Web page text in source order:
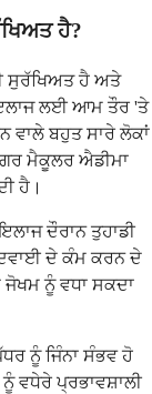
ਹੈ?
ਸੁਰੱਖਿਅਤ ਹੈ ਅਤੇ
ਲਈ ਆਮ ਤੌਰ 'ਤੇ
ਵਾਲੇ ਬਹੁਤ ਸਾਰੇ ਲੋਕਾਂ
ਮੈਕੂਲਰ ਐਡੀਮਾ
ਹੈ।
ਦੌਰਾਨ ਤੁਹਾਡੀ
ਦੇ ਕੰਮ ਕਰਨ ਦੇ
ਨੂੰ ਵਧਾ ਸਕਦਾ
ਨੂੰ ਜਿੰਨਾ ਸੰਭਵ ਹੋ
ਵਧੇਰੇ ਪ੍ਰਭਾਵਸ਼ਾਲੀ